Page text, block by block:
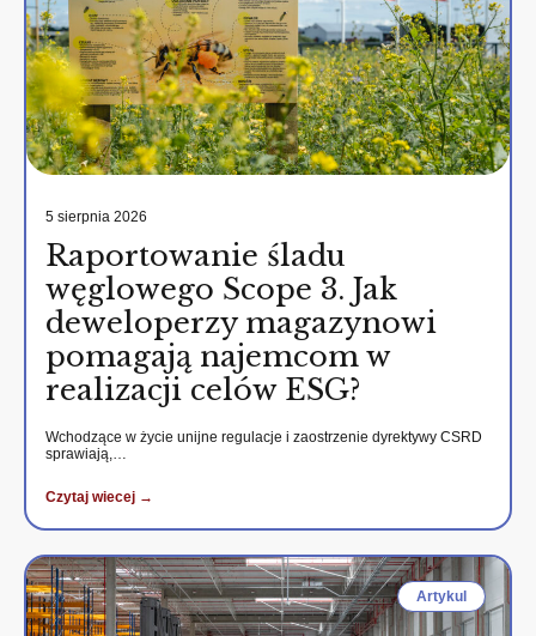
5 sierpnia 2026
Raportowanie śladu
węglowego Scope 3. Jak
deweloperzy magazynowi
pomagają najemcom w
realizacji celów ESG?
Wchodzące w życie unijne regulacje i zaostrzenie dyrektywy CSRD
sprawiają,…
Czytaj wiecej →
Artykul